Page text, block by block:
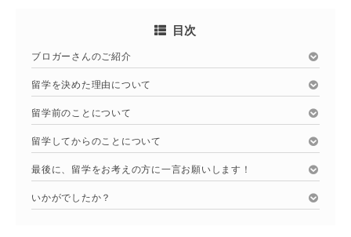
目次
ブロガーさんのご紹介
留学を決めた理由について
留学前のことについて
留学してからのことについて
最後に、留学をお考えの方に一言お願いします！
いかがでしたか？